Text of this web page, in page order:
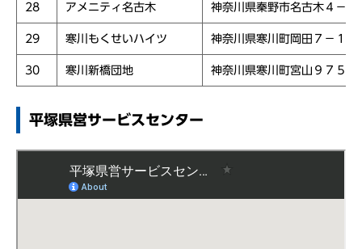
28 アメニティ名古木 神奈川県秦野市名古木４－２
29 寒川もくせいハイツ 神奈川県寒川町岡田７－１
30 寒川新橋団地 神奈川県寒川町宮山９７５
平塚県営サービスセンター